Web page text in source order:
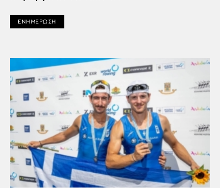
ΕΝΗΜΕΡΩΣΗ